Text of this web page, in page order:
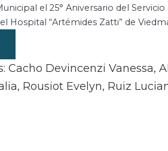
el 25° Aniversario del
Hospital “Artémides Zatti” de
Cacho Devincenzi Vanessa,
Rousiot Evelyn, Ruiz